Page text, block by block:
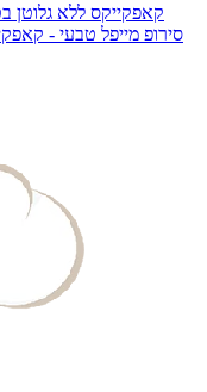
קאפקייקס ללא גלוטן
סירופ מייפל טבעי - קאפקייקס